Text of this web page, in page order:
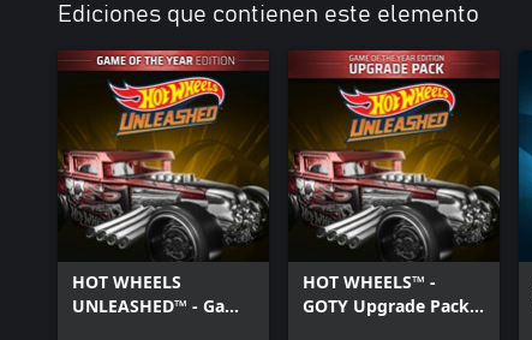
Ediciones que contienen este elemento
HOT WHEELS
UNLEASHED™ - Game
HOT WHEELS™ -
GOTY Upgrade Pack -